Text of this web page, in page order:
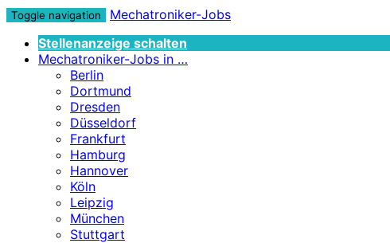
Toggle navigation
Mechatroniker-Jobs
Stellenanzeige schalten
Mechatroniker-Jobs in …
Berlin
Dortmund
Dresden
Düsseldorf
Frankfurt
Hamburg
Hannover
Köln
Leipzig
München
Stuttgart